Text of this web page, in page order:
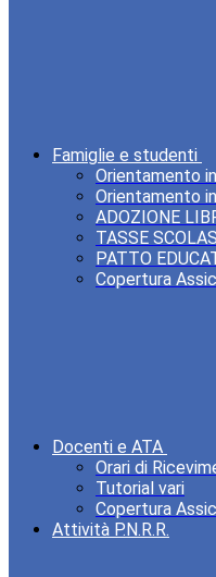
Famiglie e studenti
Orientamento
Orientamento
ADOZIONE
TASSE
PATTO
Copertura
Docenti e ATA
Orari di
Tutorial vari
Copertura
Attività P.N.R.R.